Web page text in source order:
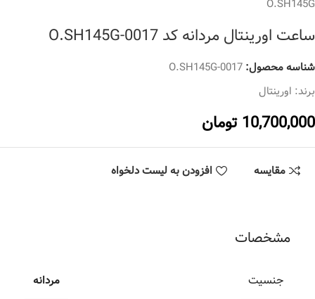
O.SH145G
ساعت اورینتال مردانه کد O.SH145G-0017
شناسه محصول:O.SH145G-0017
برند: اورینتال
10,700,000 تومان
مقایسه افزودن به لیست دلخواه
مشخصات
جنسیت مردانه